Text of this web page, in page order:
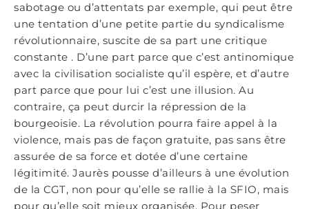
sabotage ou d’attentats par exemple, qui peut être
une tentation d’une petite partie du syndicalisme
révolutionnaire, suscite de sa part une critique
constante . D’une part parce que c’est antinomique
avec la civilisation socialiste qu’il espère, et d’autre
part parce que pour lui c’est une illusion. Au
contraire, ça peut durcir la répression de la
bourgeoisie. La révolution pourra faire appel à la
violence, mais pas de façon gratuite, pas sans être
assurée de sa force et dotée d’une certaine
légitimité. Jaurès pousse d’ailleurs à une évolution
de la CGT, non pour qu’elle se rallie à la SFIO, mais
pour qu’elle soit mieux organisée. Pour peser